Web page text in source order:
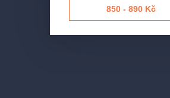
850 - 890 Kč